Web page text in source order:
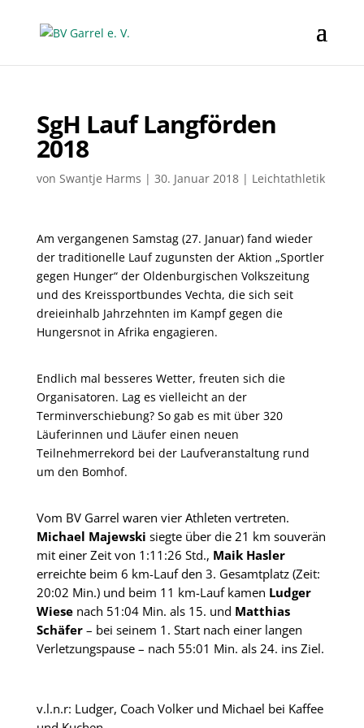
SgH Lauf Langförden
2018
von Swantje Harms | 30. Januar 2018| Leichtathletik
Am vergangenen Samstag (27. Januar) fand wieder
der traditionelle Lauf zugunsten derAktion „Sportler
gegen Hunger“ der Oldenburgischen Volkszeitung
und des Kreissportbundes Vechta, die sich seit
dreieinhalb Jahrzehnten im Kampf gegen die
Hungersnot in Afrika engagieren.
Endlich mal besseres Wetter, freuten sich die
Organisatoren. Lag es vielleicht an der
Terminverschiebung? So gab es mit über 320
Läuferinnen und Läufer einen neuen
Teilnehmerrekord bei der Laufveranstaltung rund
um den Bomhof.
Vom BV Garrel waren vier Athleten vertreten.
Michael Majewski siegte über die 21 km souverän
mit einer Zeit von 1:11:26 Std., Maik Hasler
erreichte beim 6 km-Lauf den 3. Gesamtplatz (Zeit:
20:02 Min.) und beim 11 km-Lauf kamen Ludger
Wiesenach 51:04 Min. als 15. und Matthias
Schäfer – bei seinem 1. Start nach einer langen
Verletzungspause – nach 55:01 Min. als 24. ins Ziel.
v.l.n.r: Ludger, Coach Volker und Michael bei Kaffee